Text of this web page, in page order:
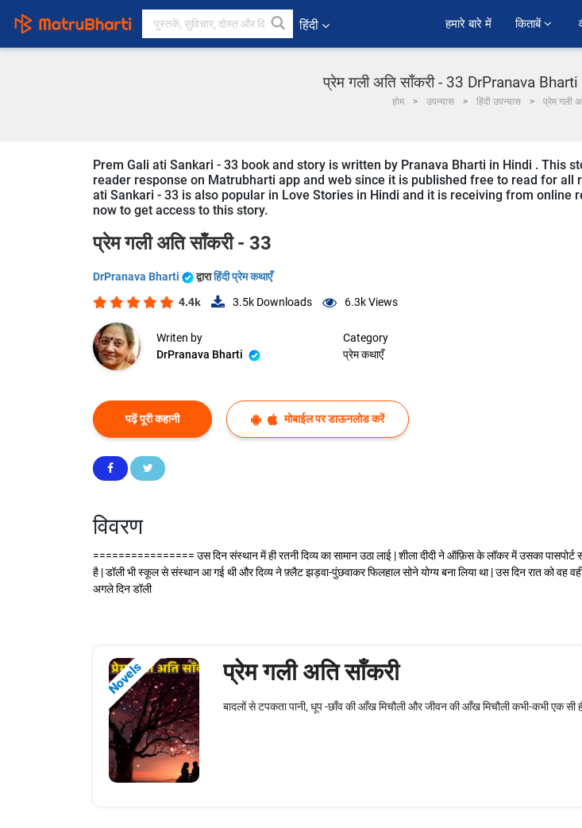
हिंदी हमारे बारे में किताबें
प्रेम गली अति साँकरी - 33 DrPranava Bharti
होम उपन्यास हिंदी उपन्यास प्रेम गली
Prem Gali ati Sankari - 33 book and story is written by Pranava Bharti in Hindi . This
reader response on Matrubharti app and web since it is published free to read for all
ati Sankari - 33 is also popular in Love Stories in Hindi and it is receiving from online
now to get access to this story.
प्रेम गली अति साँकरी - 33
DrPranava Bharti द्वाराहिंदी प्रेम कथाएँ
4.4k 3.5k Downloads 6.3kViews
Writen by
DrPranava Bharti
Category
प्रेम कथाएँ
पढ़ें पूरी कहानी मोबाईल पर डाऊनलोड करें
विवरण
================ उस दिन संस्थान में ही रतनी दिव्य का सामान उठा लाई | शीला दीदी ने ऑफ़िस के लॉकर में उसका
है | डॉली भी स्कूल से संस्थान आ गई थी और दिव्य ने फ़्लैट झड़वा-पुंछवाकर फिलहाल सोने योग्य बना लिया था | उस दिन रात को वह
अगले दिन डॉली
Novels प्रेम गली अति साँकरी
बादलों से टपकता पानी, धूप -छाँव की आँख मिचौली और जीवन की आँख मिचौली कभी-कभी एक